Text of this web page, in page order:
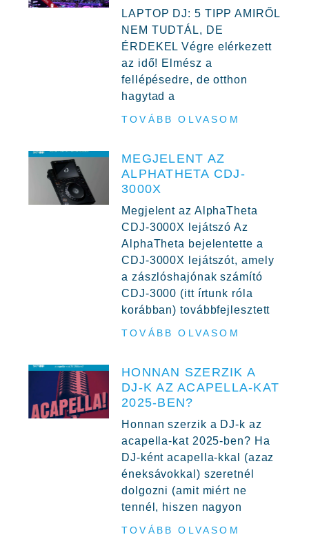
LAPTOP DJ: 5 TIPP AMIRŐL
NEM TUDTÁL, DE
ÉRDEKEL Végre elérkezett
az idő! Elmész a
fellépésedre, de otthon
hagytad a
TOVÁBB OLVASOM
MEGJELENT AZ
ALPHATHETA CDJ-
3000X
Megjelent az AlphaTheta
CDJ-3000X lejátszó Az
AlphaTheta bejelentette a
CDJ-3000X lejátszót, amely
a zászlóshajónak számító
CDJ-3000 (itt írtunk róla
korábban) továbbfejlesztett
TOVÁBB OLVASOM
HONNAN SZERZIK A
DJ-K AZ ACAPELLA-KAT
2025-BEN?
Honnan szerzik a DJ-k az
acapella-kat 2025-ben? Ha
DJ-ként acapella-kkal (azaz
éneksávokkal) szeretnél
dolgozni (amit miért ne
tennél, hiszen nagyon
TOVÁBB OLVASOM